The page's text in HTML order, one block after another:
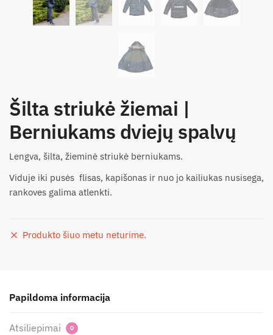
Šilta striukė žiemai |
Berniukams dviejų spalvų
Lengva, šilta, žieminė striukė berniukams.
Viduje iki pusės flisas, kapišonas ir nuo jo kailiukas nusisega,
rankoves galima atlenkti.
Produkto šiuo metu neturime.
Papildoma informacija
Atsiliepimai 0